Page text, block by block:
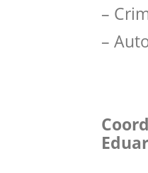
–
–